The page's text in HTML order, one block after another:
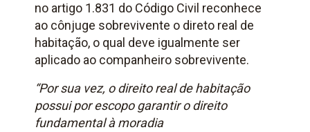
no artigo 1.831 do Código Civil reconhece
ao cônjuge sobrevivente o direto real de
habitação, o qual deve igualmente ser
aplicado ao companheiro sobrevivente.
“Por sua vez, o direito real de habitação
possui por escopo garantir o direito
fundamental à moradia